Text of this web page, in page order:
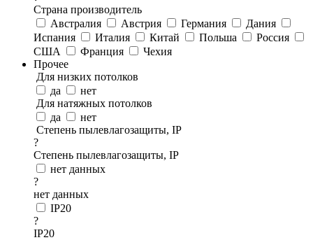
Страна производитель
Австралия
Австрия Германия
Дания
Испания
Италия Китай Польша
Россия
США
Франция
Чехия
Прочее
Для низких потолков
да
нет
Для натяжных потолков
да
нет
Степень пылевлагозащиты, IP
?
Степень пылевлагозащиты, IP
нет данных
?
нет данных
IP20
?
IP20